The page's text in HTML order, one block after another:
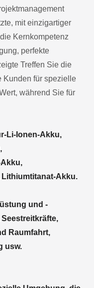
mit einzigartiger
Kernkompetenz
perfekte
Treffen Sie die
Kunden für spezielle
während Sie für
Li-Ionen-Akku,
Akku.
und -
Raumfahrt,
usw.